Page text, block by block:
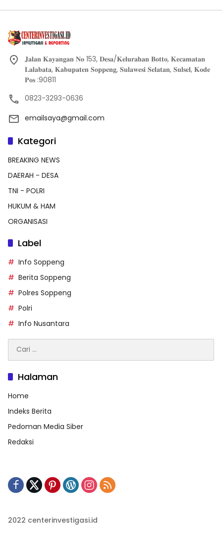
𝐉𝐚𝐥𝐚𝐧 𝐊𝐚𝐲𝐚𝐧𝐠𝐚𝐧 𝐍𝐨 153, 𝐃𝐞𝐬𝐚/𝐊𝐞𝐥𝐮𝐫𝐚𝐡𝐚𝐧 𝐁𝐨𝐭𝐭𝐨, 𝐊𝐞𝐜𝐚𝐦𝐚𝐭𝐚𝐧
𝐋𝐚𝐥𝐚𝐛𝐚𝐭𝐚, 𝐊𝐚𝐛𝐮𝐩𝐚𝐭𝐞𝐧 𝐒𝐨𝐩𝐩𝐞𝐧𝐠, 𝐒𝐮𝐥𝐚𝐰𝐞𝐬𝐢 𝐒𝐞𝐥𝐚𝐭𝐚𝐧, 𝐒𝐮𝐥𝐬𝐞𝐥, 𝐊𝐨𝐝𝐞
𝐏𝐨𝐬 :90811
0823-3293-0636
emailsaya@gmail.com
Kategori
BREAKING NEWS
DAERAH - DESA
TNI - POLRI
HUKUM & HAM
ORGANISASI
Label
Info Soppeng
Berita Soppeng
Polres Soppeng
Polri
Info Nusantara
untuk:
Halaman
Home
Indeks Berita
Pedoman Media Siber
Redaksi
2022 centerinvestigasi.id